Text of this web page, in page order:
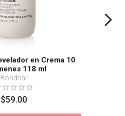
en Crema 10
118 ml
Bondbar
$59.00